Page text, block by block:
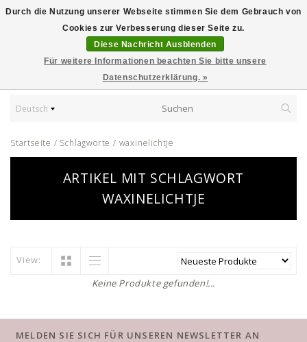
Deutsch
Startseite / Schlagworte / waxinelichtje
ARTIKEL MIT SCHLAGWORT
WAXINELICHTJE
View:
Keine Produkte gefunden!...
Durch die Nutzung unserer Webseite stimmen Sie dem Gebrauch von
Cookies zur Verbesserung dieser Seite zu.
Diese Nachricht Ausblenden
Für weitere Informationen beachten Sie bitte unsere
Datenschutzerklärung. »
MELDEN SIE SICH FÜR UNSEREN NEWSLETTER AN